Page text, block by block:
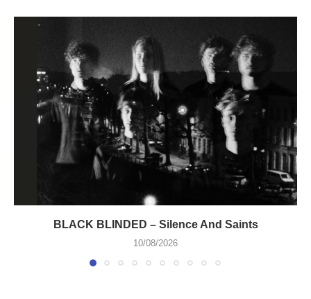
BLACK BLINDED – Silence And Saints
10/08/2026